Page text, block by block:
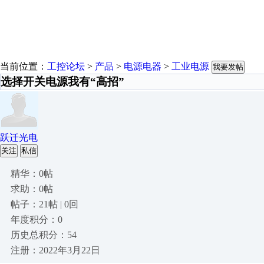
当前位置： 工控论坛 > 产品 > 电源电器 > 工业电源 我要发帖
选择开关电源我有“高招”
跃迁光电
关注 私信
精华：0帖
求助：0帖
帖子：21帖 | 0回
年度积分：0
历史总积分：54
注册：2022年3月22日